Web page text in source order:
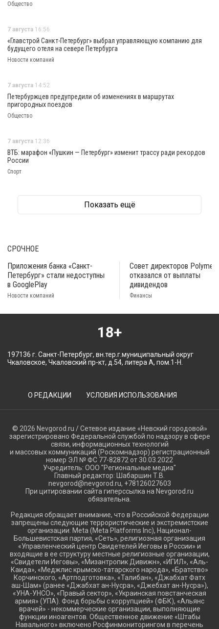
Общество
7 августа 16:56
«Главстрой Санкт-Петербург» выбрал управляющую компанию для
будущего отеля на севере Петербурга
Новости компаний
7 августа 14:52
Петербуржцев предупредили об изменениях в маршрутах
пригородных поездов
Общество
7 августа 12:36
ВТБ: марафон «Пушкин — Петербург» изменит трассу ради рекордов
России
Спорт
Показать ещё
СРОЧНОЕ
Приложения банка «Санкт-
Петербург» стали недоступны
в GooglePlay
Новости компаний
Совет директоров
отказался от выплаты
дивидендов
Финансы
18+
197136 г. Санкт-Петербург, вн.тер.г.муниципальный округ
Чкаловское, Чкаловский пр-кт, д.54, литера А, пом.1-Н.
О РЕДАКЦИИ УСЛОВИЯ ИСПОЛЬЗОВАНИЯ
© 2026 Nevgorod.ru / Сетевое издание «Невский городовой»
зарегистрировано Федеральной службой по надзору в сфере
связи, информационных технологий
и массовых коммуникаций (Роскомнадзор) регистрационный
номер ЭЛ № ФС 77-82872 от 30.03.2022
Учредитель: ООО "Региональные медиа"
Главный редактор: Шабаршин Т.В.
nevgorod@nevgorod.ru, +78126027603
При цитировании сайта гиперссылка на Nevgorod.ru
обязательна.
Редакция обращает внимание, что в Российской Федерации
запрещены следующие террористические и экстремистские
организации: Meta (Meta Platforms Inc), Национал-
Большевистская партия, «Сеть», религиозная организация
«Управленческий центр Свидетелей Иеговы в России» и
входящие в ее структуру местные религиозные организации,
«Свидетели Иеговы», «Мизантропик Дивижн», «ИГИЛ», «Аль-
Каида», «Меджлис крымско-татарского народа», «Братство»
Корчинского, «Артподготовка», «Талибан», «Джабхат Фатх
аш-Шам» (ранее «Джабхат ан-Нусра», «Джебхат ан-Нусра»),
«УНА-УНСО», «Правый сектор», «Украинская повстанческая
армия» (УПА). Фонд борьбы с коррупцией» (ФБК), «Альянс
врачей» - некоммерческие организации, выполняющие
функции иноагентов. Общественное движение «Штабы
Навального» включено Росфинмониторингом в перечень